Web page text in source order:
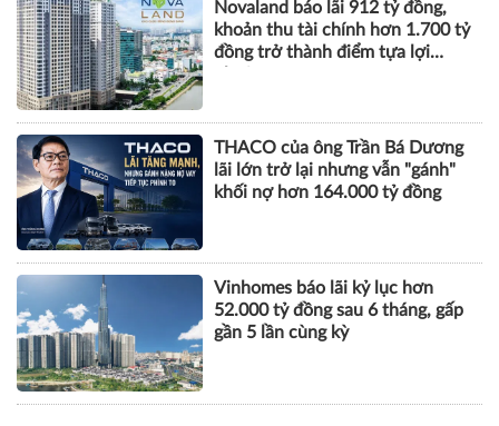
Novaland báo lãi 912 tỷ đồng,
khoản thu tài chính hơn 1.700 tỷ
đồng trở thành điểm tựa lợi
THACO của ông Trần Bá Dương
lãi lớn trở lại nhưng vẫn "gánh"
khối nợ hơn 164.000 tỷ đồng
Vinhomes báo lãi kỷ lục hơn
52.000 tỷ đồng sau 6 tháng, gấp
gần 5 lần cùng kỳ